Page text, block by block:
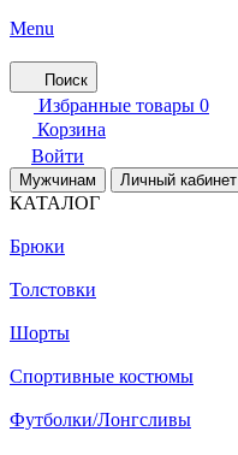
Menu
Поиск
Избранные товары 0
Корзина
Войти
Мужчинам Личный кабинет
КАТАЛОГ
Брюки
Толстовки
Шорты
Спортивные костюмы
Футболки/Лонгсливы